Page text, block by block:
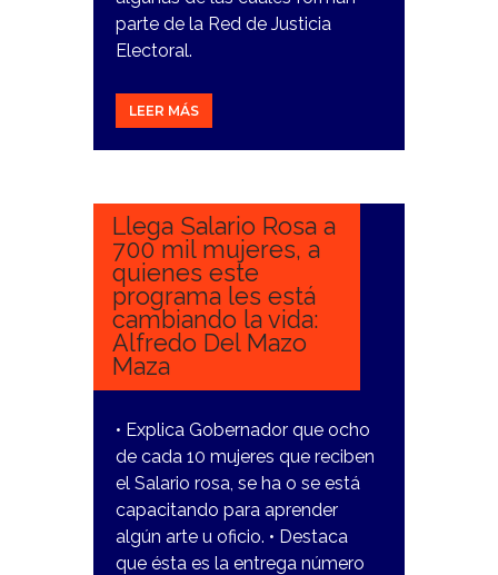
parte de la Red de Justicia
Electoral.
LEER MÁS
16
Llega Salario Rosa a
700 mil mujeres, a
quienes este
programa les está
cambiando la vida:
Alfredo Del Mazo
Maza
• Explica Gobernador que ocho
de cada 10 mujeres que reciben
el Salario rosa, se ha o se está
capacitando para aprender
algún arte u oficio. • Destaca
que ésta es la entrega número